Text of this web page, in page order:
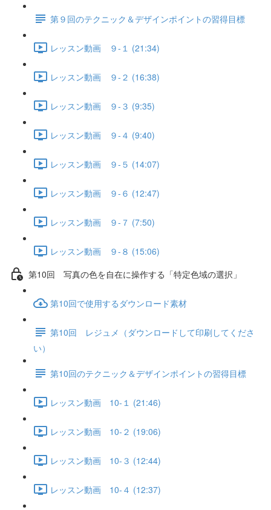
第９回のテクニック＆デザインポイントの習得目標
レッスン動画 ９-１ (21:34)
レッスン動画 ９-２ (16:38)
レッスン動画 ９-３ (9:35)
レッスン動画 ９-４ (9:40)
レッスン動画 ９-５ (14:07)
レッスン動画 ９-６ (12:47)
レッスン動画 ９-７ (7:50)
レッスン動画 ９-８ (15:06)
第10回 写真の色を自在に操作する「特定色域の選択」
第10回で使用するダウンロード素材
第10回 レジュメ（ダウンロードして印刷してくださ
い）
第10回のテクニック＆デザインポイントの習得目標
レッスン動画 10-１ (21:46)
レッスン動画 10-２ (19:06)
レッスン動画 10-３ (12:44)
レッスン動画 10-４ (12:37)